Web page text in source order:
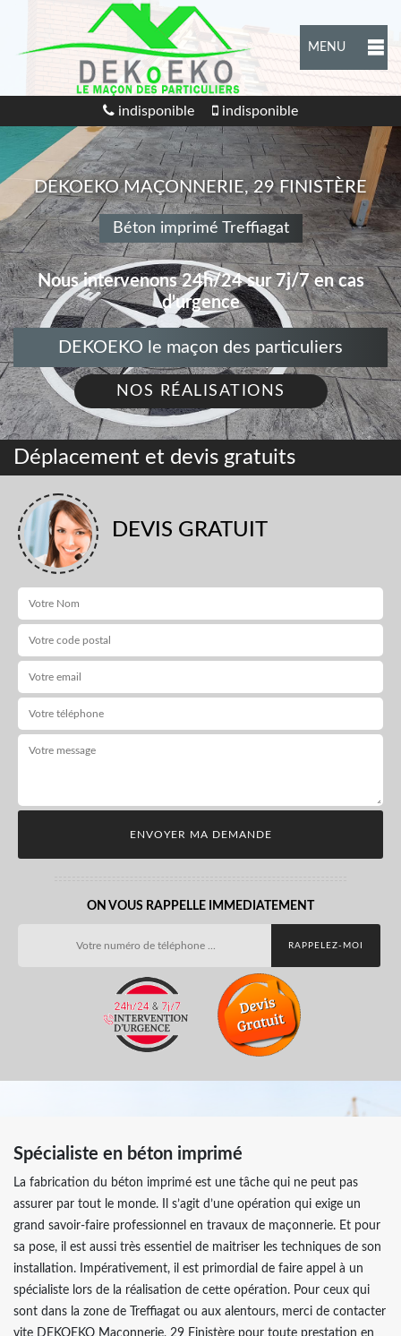
MENU
indisponible indisponible
DEKOEKO MAÇONNERIE, 29 FINISTÈRE
Béton imprimé Treffiagat
Nous intervenons 24h/24 sur 7j/7 en cas
d'urgence
DEKOEKO le maçon des particuliers
NOS RÉALISATIONS
Déplacement et devis gratuits
DEVIS GRATUIT
ON VOUS RAPPELLE IMMEDIATEMENT
Spécialiste en béton imprimé
La fabrication du béton imprimé est une tâche qui ne peut pas
assurer par tout le monde. Il s’agit d’une opération qui exige un
grand savoir-faire professionnel en travaux de maçonnerie. Et pour
sa pose, il est aussi très essentiel de maitriser les techniques de son
installation. Impérativement, il est primordial de faire appel à un
spécialiste lors de la réalisation de cette opération. Pour ceux qui
sont dans la zone de Treffiagat ou aux alentours, merci de contacter
vite DEKOEKO Maçonnerie, 29 Finistère pour toute prestation en